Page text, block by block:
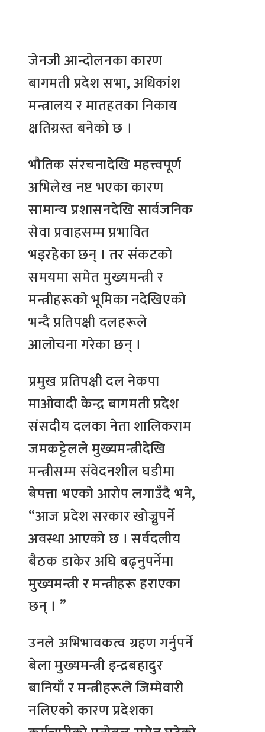
जेनजी आन्दोलनका कारण
बागमती प्रदेश सभा, अधिकांश
मन्त्रालय र मातहतका निकाय
क्षतिग्रस्त बनेको छ ।
भौतिक संरचनादेखि महत्त्वपूर्ण
अभिलेख नष्ट भएका कारण
सामान्य प्रशासनदेखि सार्वजनिक
सेवा प्रवाहसम्म प्रभावित
भइरहेका छन् । तर संकटको
समयमा समेत मुख्यमन्त्री र
मन्त्रीहरूको भूमिका नदेखिएको
भन्दै प्रतिपक्षी दलहरूले
आलोचना गरेका छन् ।
प्रमुख प्रतिपक्षी दल नेकपा
माओवादी केन्द्र बागमती प्रदेश
संसदीय दलका नेता शालिकराम
जमकट्टेलले मुख्यमन्त्रीदेखि
मन्त्रीसम्म संवेदनशील घडीमा
बेपत्ता भएको आरोप लगाउँदै भने,
“आज प्रदेश सरकार खोज्नुपर्ने
अवस्था आएको छ । सर्वदलीय
बैठक डाकेर अघि बढ्नुपर्नेमा
मुख्यमन्त्री र मन्त्रीहरू हराएका
छन् । ”
उनले अभिभावकत्व ग्रहण गर्नुपर्ने
बेला मुख्यमन्त्री इन्द्रबहादुर
बानियाँ र मन्त्रीहरूले जिम्मेवारी
नलिएको कारण प्रदेशका